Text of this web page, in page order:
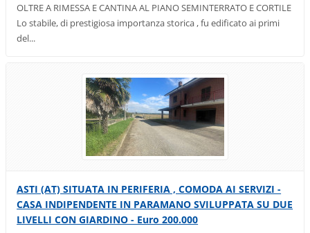
OLTRE A RIMESSA E CANTINA AL PIANO SEMINTERRATO E CORTILE
Lo stabile, di prestigiosa importanza storica , fu edificato ai primi
del...
ASTI (AT) SITUATA IN PERIFERIA , COMODA AI SERVIZI -
CASA INDIPENDENTE IN PARAMANO SVILUPPATA SU DUE
LIVELLI CON GIARDINO - Euro 200.000